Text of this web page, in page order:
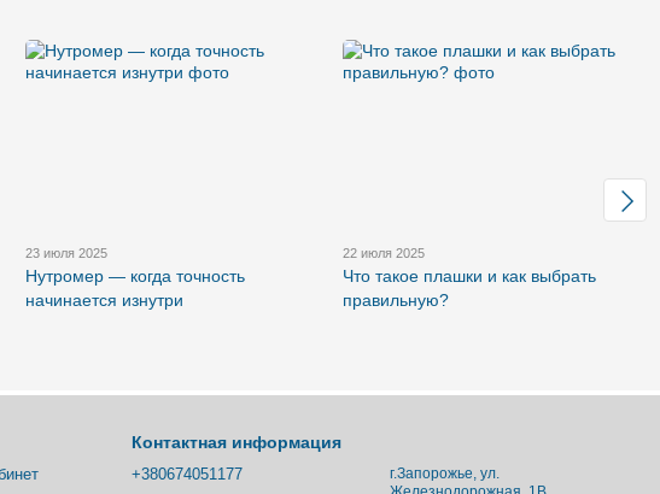
23 июля 2025
Нутромер — когда точность
начинается изнутри
22 июля 2025
Что такое плашки и как выбрать
правильную?
Контактная информация
+380674051177
г.Запорожье, ул.